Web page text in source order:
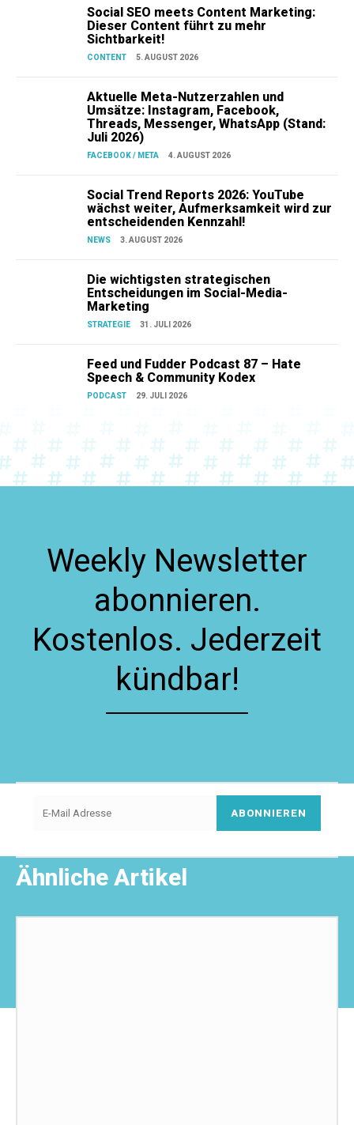
Social SEO meets Content Marketing:
Dieser Content führt zu mehr
Sichtbarkeit!
CONTENT 5. AUGUST 2026
Aktuelle Meta-Nutzerzahlen und
Umsätze: Instagram, Facebook,
Threads, Messenger, WhatsApp (Stand:
Juli 2026)
FACEBOOK / META 4. AUGUST 2026
Social Trend Reports 2026: YouTube
wächst weiter, Aufmerksamkeit wird zur
entscheidenden Kennzahl!
NEWS 3. AUGUST 2026
Die wichtigsten strategischen
Entscheidungen im Social-Media-
Marketing
STRATEGIE 31. JULI 2026
Feed und Fudder Podcast 87 – Hate
Speech & Community Kodex
PODCAST 29. JULI 2026
Weekly Newsletter
abonnieren.
Kostenlos. Jederzeit
kündbar!
ABONNIEREN
Ähnliche Artikel